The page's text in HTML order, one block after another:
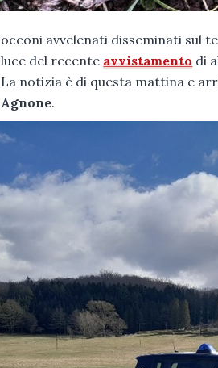
occoni avvelenati disseminati sul
luce del recenteavvistamento di
La notizia è di questa mattina e
Agnone.